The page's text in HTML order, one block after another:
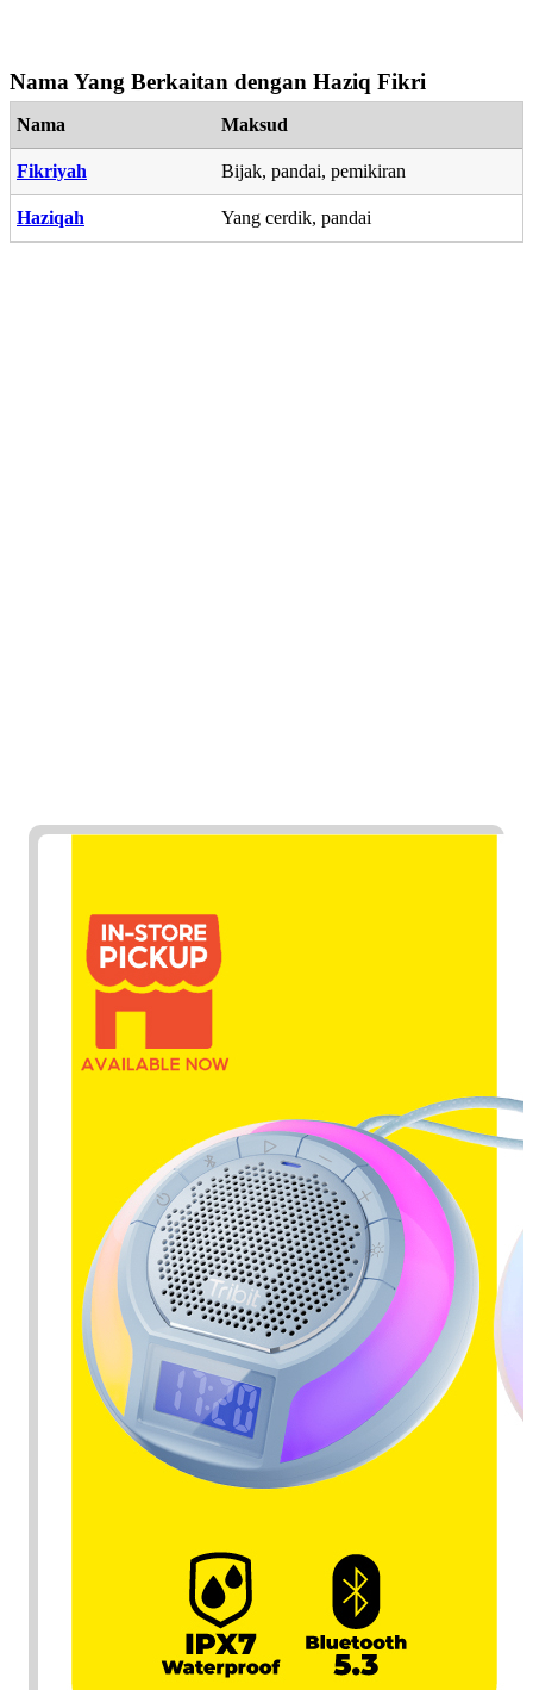
Nama Yang Berkaitan dengan Haziq Fikri
Nama Maksud
Fikriyah Bijak, pandai, pemikiran
Haziqah Yang cerdik, pandai